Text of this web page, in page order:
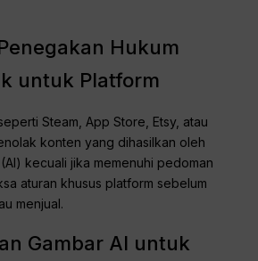
Hukum
untuk Platform
Steam, App Store, Etsy, atau
konten yang dihasilkan oleh
kecuali jika memenuhi pedoman
aturan khusus platform sebelum
menjual.
Gambar AI untuk